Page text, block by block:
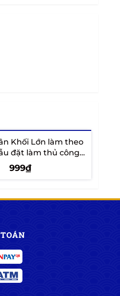
Khối Lớn làm theo
đặt làm thủ công -
7 - 10 ngày)
999₫